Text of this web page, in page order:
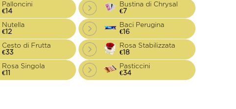
Palloncini
€14
Nutella
€12
Cesto di Frutta
€33
Rosa Singola
€11
Bustina di Chrysal
€7
Baci Perugina
€16
Rosa Stabilizzata
€18
Pasticcini
€34